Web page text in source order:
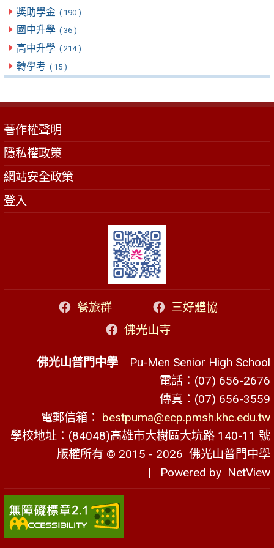
獎助學金 ( 190 )
國中升學 ( 36 )
高中升學 ( 214 )
轉學考 ( 15 )
著作權聲明
隱私權政策
網站安全政策
登入
餐旅群
三好體協
佛光山寺
佛光山普門中學 Pu-Men Senior High School
電話：(07) 656-2676
傳真：(07) 656-3559
電郵信箱： bestpuma@ecp.pmsh.khc.edu.tw
學校地址：(84048)高雄市大樹區大坑路 140-11 號
版權所有 © 2015 - 2026 佛光山普門中學
| Powered by NetView